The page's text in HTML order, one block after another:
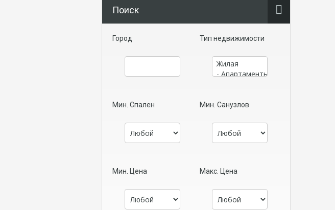
Поиск
Город Тип недвижимости
Мин. Спален Мин. Санузлов
Мин. Цена Макс. Цена